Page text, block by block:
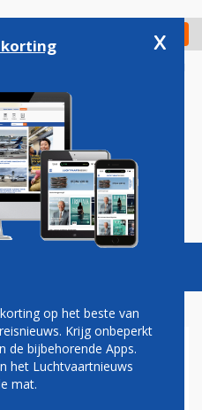
Check in
Vacatures
korting x
op het beste van
Krijg onbeperkt
de bijbehorende Apps.
het Luchtvaartnieuws
mat.